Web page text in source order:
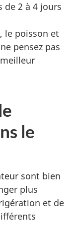
de 2 à 4 jours
le poisson et
pensez pas
le
sont bien
plus
et de